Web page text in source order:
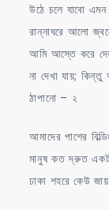
উঠে চলে যাবো এমন
রান্নাঘরে আলো
আমি আস্তে করে
না দেখা যায়;
ঠাপানো – ২
আমাদের পাশের
মানুষ কত দ্রুত একটা
ঢাকা শহরে কেউ